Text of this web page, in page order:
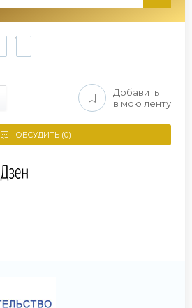
,
Добавить
в мою ленту
ОБСУДИТЬ (0)